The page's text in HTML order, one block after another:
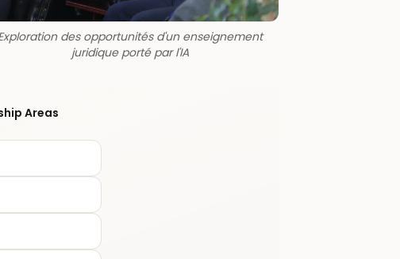
des opportunités d'un enseignement
juridique porté par l'IA
Areas